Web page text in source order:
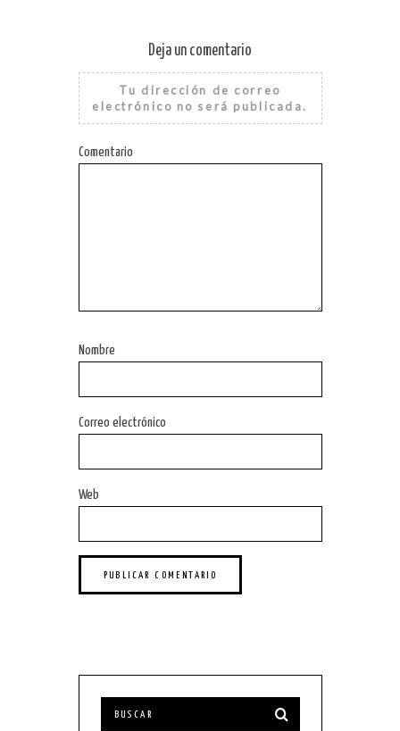
Deja un comentario
Tu dirección de correo
electrónico no será publicada.
Comentario
Nombre
Correo electrónico
Web